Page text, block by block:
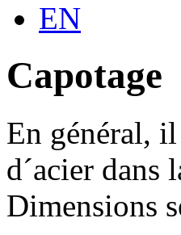
EN
Capotage
En général,
d´acier dans
Dimensions